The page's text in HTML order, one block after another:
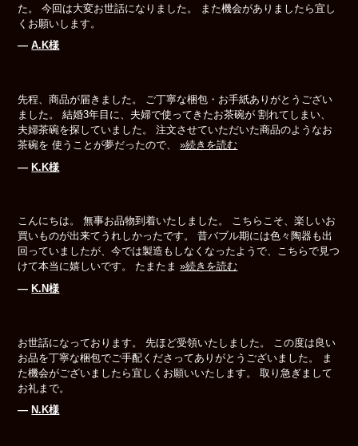
た。 今回は大変お世話になりました。 また機会がありましたら宜し
くお願いします。
―A.K様
先程、商品が届きました。 ご丁寧な梱包・お手紙ありがとうござい
ました。 結婚3年目に、夫婦で使ってきたお茶碗が 割れてしまい、
夫婦茶碗を探していました。 注文させていただいた商品のようなお
茶碗を 使うことが夢だったので、»続きを読む
― K.K様
こんにちは。 無事お品物到着いたしました。 こちらこそ、楽しいお
買いものが出来てうれしかったです。 昔バブル期には色々陶器も出
回っていましたが、今では製造もしなくなったようで、こちらで見つ
けて本当に嬉しいです。 たまたま»続きを読む
― K.N様
お世話になっております。 先ほど受領いたしました。 この度は良い
お品を丁寧な梱包でご手配くださってありがとうございました。 ま
た機会がございましたら宜しくお願いいたします。 取り急ぎまして
お礼まで。
― N.K様